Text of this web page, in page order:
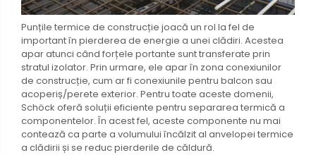
Punțile termice de construcție joacă un rol la fel de
important în pierderea de energie a unei clădiri. Acestea
apar atunci când forțele portante sunt transferate prin
stratul izolator. Prin urmare, ele apar în zona conexiunilor
de construcție, cum ar fi conexiunile pentru balcon sau
acoperiș/perete exterior. Pentru toate aceste domenii,
Schöck oferă soluții eficiente pentru separarea termică a
componentelor. În acest fel, aceste componente nu mai
contează ca parte a volumului încălzit al anvelopei termice
a clădirii și se reduc pierderile de căldură.